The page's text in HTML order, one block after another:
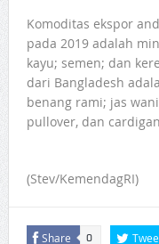
Komoditas ekspor
pada 2019 adalah
kayu; semen; dan
dari Bangladesh
benang rami; jas
pullover, dan
(Stev/KemendagRI)
Share 0